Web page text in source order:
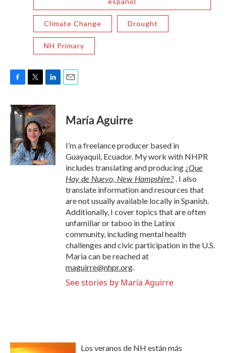
Climate Change Drought
NH Primary
c
e
o
k
i
t
t
e
r
n
k
e
d
I
n
María Aguirre
I’m a freelance producer based in
Guayaquil, Ecuador. My work with NHPR
includes translating and producing ¿Que
Hay de Nuevo, New Hampshire?. I also
translate information and resources that
are not usually available locally in Spanish.
Additionally, I cover topics that are often
unfamiliar or taboo in the Latinx
community, including mental health
challenges and civic participation in the U.S.
Maria can be reached at
maguirre@nhpr.org.
See stories by María Aguirre
Los veranos de NH están más